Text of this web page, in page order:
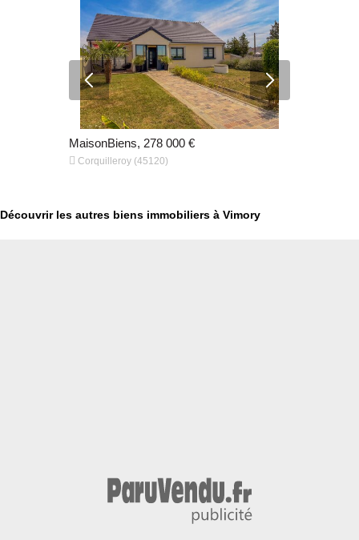
MaisonBiens, 278 000 €
 Corquilleroy (45120)
Découvrir les autres biens immobiliers à Vimory